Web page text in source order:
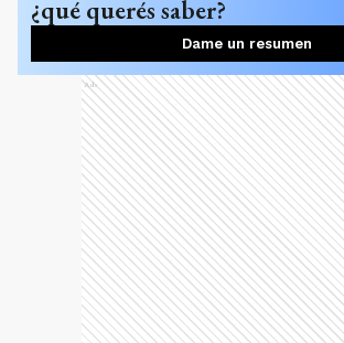
¿qué querés saber?
Dame un resumen
Ads